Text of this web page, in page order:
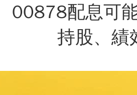
00878配息可
持股、績